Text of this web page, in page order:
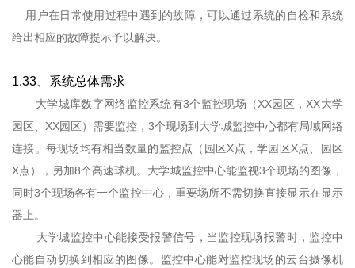
用户在日常使用过程中遇到的故障，可以通过系统的自检和系统
给出相应的故障提示予以解决。
1.33、系统总体需求
大学城库数字网络监控系统有3个监控现场（XX园区，XX大学
园区、XX园区）需要监控，3个现场到大学城监控中心都有局域网络
连接。每现场均有相当数量的监控点（园区X点，学园区X点、园区
X点），另加8个高速球机。大学城监控中心能监视3个现场的图像，
同时3个现场各有一个监控中心，重要场所不需切换直接显示在显示
器上。
大学城监控中心能接受报警信号，当监控现场报警时，监控中
心能自动切换到相应的图像。监控中心能对监控现场的云台摄像机